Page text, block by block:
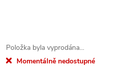
Položka byla vyprodána…
Momentálně nedostupné